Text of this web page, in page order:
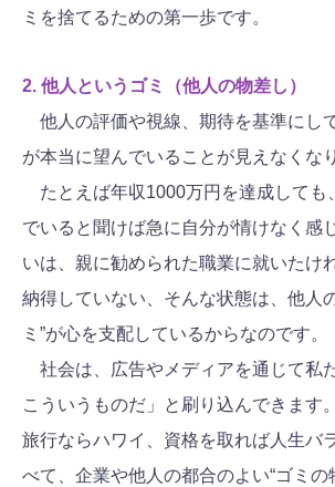
ミを捨てるための第一歩です。
2. 他人というゴミ（他人の物差し）
他人の評価や視線、期待を基準にし
が本当に望んでいることが見えなくな
たとえば年収1000万円を達成しても
でいると聞けば急に自分が情けなく感
いは、親に勧められた職業に就いたけ
納得していない、そんな状態は、他人
ミ”が心を支配しているからなのです。
社会は、広告やメディアを通じて私
こういうものだ」と刷り込んできます
旅行ならハワイ、資格を取れば人生バ
べて、企業や他人の都合のよい“ゴミの